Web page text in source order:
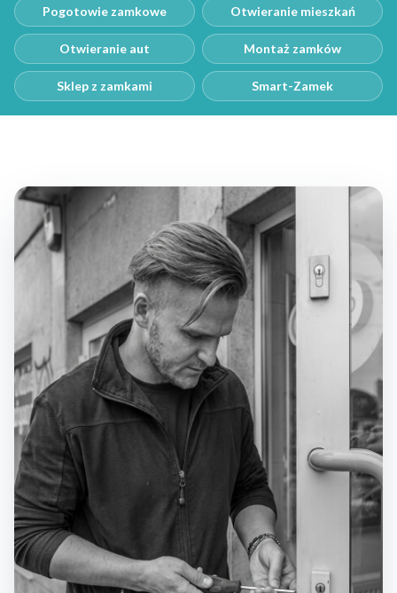
Pogotowie zamkowe Otwieranie mieszkań
Otwieranie aut Montaż zamków
Sklep z zamkami Smart-Zamek